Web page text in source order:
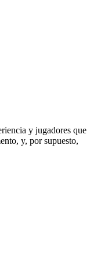
y jugadores que
y, por supuesto,